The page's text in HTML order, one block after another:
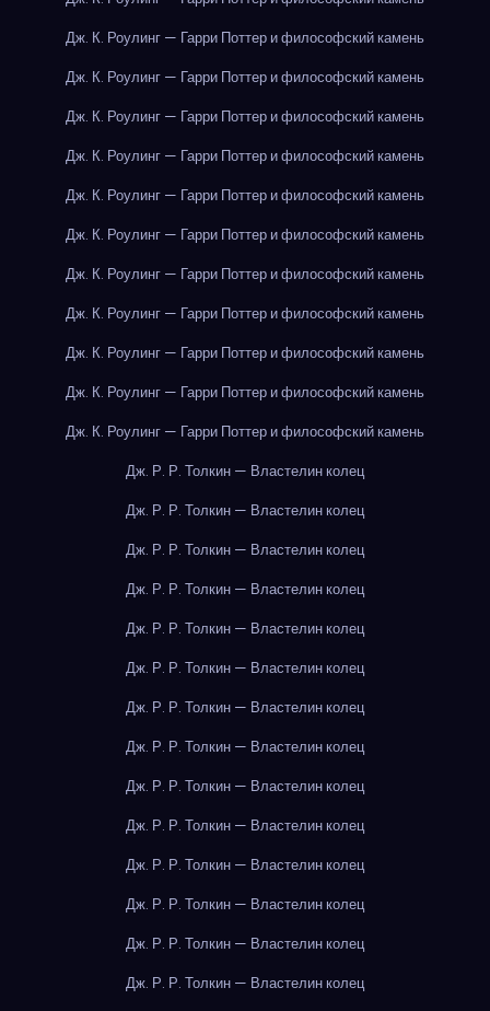
Дж. К. Роулинг — Гарри Поттер и философский камень
Дж. К. Роулинг — Гарри Поттер и философский камень
Дж. К. Роулинг — Гарри Поттер и философский камень
Дж. К. Роулинг — Гарри Поттер и философский камень
Дж. К. Роулинг — Гарри Поттер и философский камень
Дж. К. Роулинг — Гарри Поттер и философский камень
Дж. К. Роулинг — Гарри Поттер и философский камень
Дж. К. Роулинг — Гарри Поттер и философский камень
Дж. К. Роулинг — Гарри Поттер и философский камень
Дж. К. Роулинг — Гарри Поттер и философский камень
Дж. К. Роулинг — Гарри Поттер и философский камень
Дж. Р. Р. Толкин — Властелин колец
Дж. Р. Р. Толкин — Властелин колец
Дж. Р. Р. Толкин — Властелин колец
Дж. Р. Р. Толкин — Властелин колец
Дж. Р. Р. Толкин — Властелин колец
Дж. Р. Р. Толкин — Властелин колец
Дж. Р. Р. Толкин — Властелин колец
Дж. Р. Р. Толкин — Властелин колец
Дж. Р. Р. Толкин — Властелин колец
Дж. Р. Р. Толкин — Властелин колец
Дж. Р. Р. Толкин — Властелин колец
Дж. Р. Р. Толкин — Властелин колец
Дж. Р. Р. Толкин — Властелин колец
Дж. Р. Р. Толкин — Властелин колец